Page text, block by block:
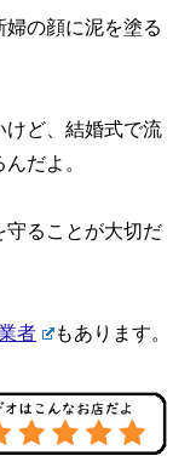
の顔に泥を塗る
けど、結婚式で流
だよ。
守ることが大切だ
者 もあります。